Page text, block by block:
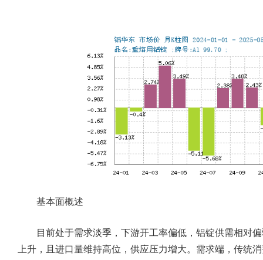
基本面概述
目前处于需求淡季，下游开工率偏低，铝锭供需相对偏
上升，且进口量维持高位，供应压力增大。需求端，传统